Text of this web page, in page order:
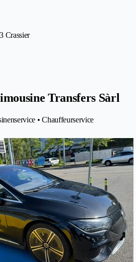
Crassier
Transfers Sàrl
• Chauffeurservice